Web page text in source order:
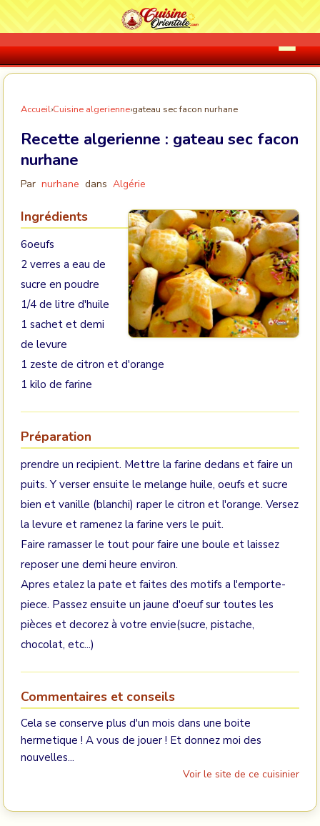
Accueil›Cuisine algerienne›gateau sec facon nurhane
Recette algerienne : gateau sec facon
nurhane
Par nurhane dans Algérie
Ingrédients
6oeufs
2 verres a eau de
sucre en poudre
1/4 de litre d'huile
1 sachet et demi
de levure
1 zeste de citron et d'orange
1 kilo de farine
Préparation
prendre un recipient. Mettre la farine dedans et faire un
puits. Y verser ensuite le melange huile, oeufs et sucre
bien et vanille (blanchi) raper le citron et l'orange. Versez
la levure et ramenez la farine vers le puit.
Faire ramasser le tout pour faire une boule et laissez
reposer une demi heure environ.
Apres etalez la pate et faites des motifs a l'emporte-
piece. Passez ensuite un jaune d'oeuf sur toutes les
pièces et decorez à votre envie(sucre, pistache,
chocolat, etc...)
Commentaires et conseils
Cela se conserve plus d'un mois dans une boite
hermetique ! A vous de jouer ! Et donnez moi des
nouvelles...
Voir le site de ce cuisinier